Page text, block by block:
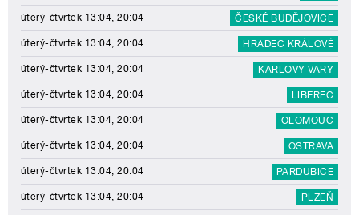
úterý-čtvrtek 13:04, 20:04 ČESKÉ BUDĚJOVICE
úterý-čtvrtek 13:04, 20:04 HRADEC KRÁLOVÉ
úterý-čtvrtek 13:04, 20:04 KARLOVY VARY
úterý-čtvrtek 13:04, 20:04 LIBEREC
úterý-čtvrtek 13:04, 20:04 OLOMOUC
úterý-čtvrtek 13:04, 20:04 OSTRAVA
úterý-čtvrtek 13:04, 20:04 PARDUBICE
úterý-čtvrtek 13:04, 20:04 PLZEŇ